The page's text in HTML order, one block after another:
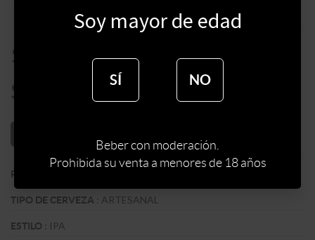
$
$
PAIS
TIPO DE CERVEZA : ARTESANAL
ESTILO : IPA
Soy mayor de edad
SÍ NO
Beber con moderación.
Prohibida su venta a menores de 18 años